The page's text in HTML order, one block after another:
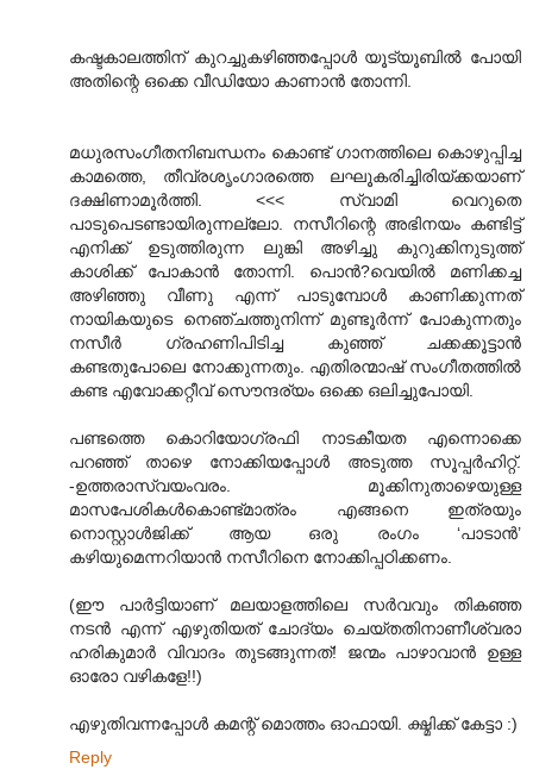
കഷ്ടകാലത്തിന് കുറച്ചുകഴിഞ്ഞപ്പോള്‍ യൂട്യൂബില്‍ പോയി
അതിന്റെ ഒക്കെ വീഡിയോ കാണാന്‍ തോന്നി.
‌‌മധുരസംഗീതനിബന്ധനം കൊണ്ട് ഗാനത്തിലെ കൊഴുപ്പിച്ച
കാമത്തെ, തീവ്രശൃംഗാരത്തെ ലഘൂകരിച്ചിരിയ്ക്കയാണ്
ദക്ഷിണാമൂർത്തി.‌‌ <<< സ്വാമി വെറുതെ
പാടുപെടണ്ടായിരുന്നല്ലോ. നസീറിന്റെ അഭിനയം കണ്ടിട്ട്
എനിക്ക് ഉടുത്തിരുന്ന ലുങ്കി അഴിച്ചു കുറുക്കിനുടുത്ത്
കാശിക്ക് പോകാന്‍ തോന്നി. പൊന്‍?വെയില്‍ മണിക്കച്ച
അഴിഞ്ഞു വീണു എന്ന് പാടുമ്പോള്‍ കാണിക്കുന്നത്
നായികയുടെ നെഞ്ചത്തുനിന്ന് മുണ്ടൂര്‍ന്ന് പോകുന്നതും
നസീര്‍ ഗ്രഹണിപിടിച്ച കുഞ്ഞ് ചക്കക്കൂട്ടാന്‍
കണ്ടതുപോലെ നോക്കുന്നതും. എതിരന്മാഷ് സംഗീതത്തില്‍
കണ്ട എവോക്കറ്റീവ് സൌന്ദര്യം ഒക്കെ ഒലിച്ചുപോയി.
പണ്ടത്തെ കൊറിയോഗ്രഫി നാടകീയത എന്നൊക്കെ
പറഞ്ഞ് താഴെ നോക്കിയപ്പോള്‍ അടുത്ത സൂപ്പര്‍ഹിറ്റ്.
-ഉത്തരാസ്വയംവരം. മൂക്കിനുതാഴെയുള്ള
മാസപേശികള്‍കൊണ്ട്മാത്രം എങ്ങനെ ഇത്രയും
നൊസ്റ്റാള്‍ജിക്ക് ആയ ഒരു രംഗം ‘പാടാന്‍’
കഴിയുമെന്നറിയാന്‍ നസീറിനെ നോക്കിപ്പഠിക്കണം.
(ഈ പാര്‍ട്ടിയാണ് മലയാളത്തിലെ സര്‍വവും തികഞ്ഞ
നടന്‍ എന്ന് എഴുതിയത് ചോദ്യം ചെയ്തതിനാണീശ്വരാ
ഹരികുമാര്‍ വിവാദം തുടങ്ങുന്നത്! ജന്മം പാഴാവാന്‍ ഉള്ള
ഓരോ വഴികളേ!!)
എഴുതിവന്നപ്പോള്‍ കമന്റ് മൊത്തം ഓഫായി. ക്ഷ്മിക്ക് കേട്ടാ :)
Reply